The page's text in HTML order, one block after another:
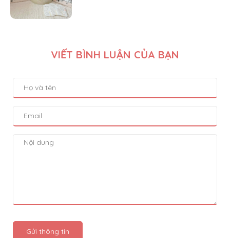
VIẾT BÌNH LUẬN CỦA BẠN
Gửi thông tin